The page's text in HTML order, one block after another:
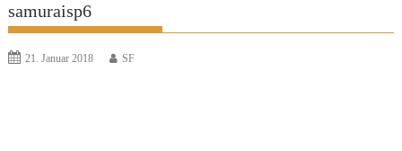
samuraisp6
21. Januar 2018 SF